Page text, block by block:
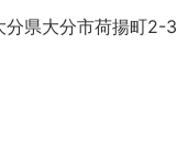
分県大分市荷揚町2-3